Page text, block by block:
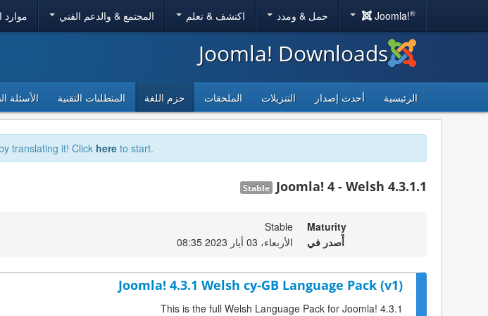
Joomla!® حمل & ومدد اكتشف & تعلم المجتمع & والدعم الفني موارد
Joomla! Downloads
الرئيسية أحدث إصدار التنزيلات الملحقات حزم اللغة المتطلبات التقنية الأسئلة
translating it! Click here to start.
Joomla! 4 - Welsh 4.3.1.1
Stable
Maturity
Stable
أٌصدر في
الأربعاء، 03 أيار 2023 08:35
Joomla! 4.3.1 Welsh cy-GB Language Pack (v1)
This is the full Welsh Language Pack for Joomla! 4.3.1